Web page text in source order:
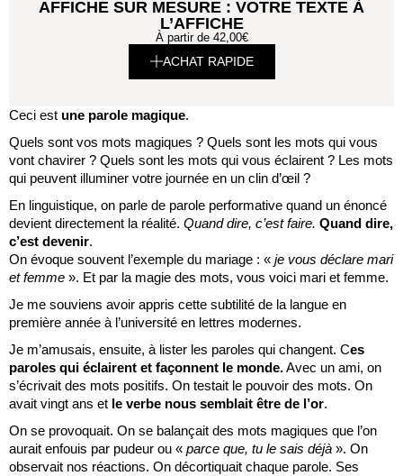
AFFICHE SUR MESURE : VOTRE TEXTE À
L’AFFICHE
À partir de 42,00€
ACHAT RAPIDE
Ceci est une parole magique.
Quels sont vos mots magiques ? Quels sont les mots qui vous
vont chavirer ? Quels sont les mots qui vous éclairent ? Les mots
qui peuvent illuminer votre journée en un clin d’œil ?
En linguistique, on parle de parole performative quand un énoncé
devient directement la réalité. Quand dire, c’est faire. Quand dire,
c’est devenir.
On évoque souvent l’exemple du mariage : « je vous déclare mari
et femme ». Et par la magie des mots, vous voici mari et femme.
Je me souviens avoir appris cette subtilité de la langue en
première année à l’université en lettres modernes.
Je m’amusais, ensuite, à lister les paroles qui changent. Ces
paroles qui éclairent et façonnent le monde.Avec un ami, on
s’écrivait des mots positifs. On testait le pouvoir des mots. On
avait vingt ans et le verbe nous semblait être de l’or.
On se provoquait. On se balançait des mots magiques que l’on
aurait enfouis par pudeur ou « parce que, tu le sais déjà ». On
observait nos réactions. On décortiquait chaque parole. Ses